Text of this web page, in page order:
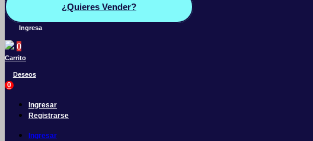
¿Quieres Vender?
Ingresa
0
Carrito
Deseos
0
Ingresar
Registrarse
Ingresar